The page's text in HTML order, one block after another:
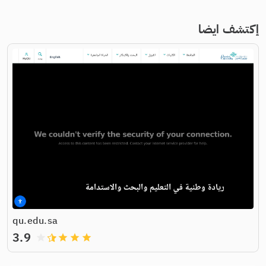
إكتشف ايضا
qu.edu.sa
grade
grade
grade
3.9